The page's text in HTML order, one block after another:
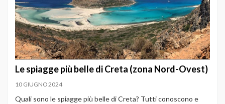
Le spiagge più belle di Creta (zona Nord-Ovest)
10 GIUGNO 2024
Quali sono le spiagge più belle di Creta? Tutti conoscono e